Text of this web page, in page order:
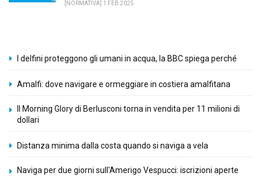
[NORMATIVA] 1 FEB 2025
I delfini proteggono gli umani in acqua, la BBC spiega perché
Amalfi: dove navigare e ormeggiare in costiera amalfitana
Il Morning Glory di Berlusconi torna in vendita per 11 milioni di
dollari
Distanza minima dalla costa quando si naviga a vela
Naviga per due giorni sull'Amerigo Vespucci: iscrizioni aperte